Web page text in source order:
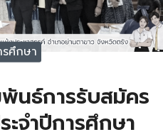
รศึกษา
พันธ์การรับสมัคร
จำปีการศึกษา